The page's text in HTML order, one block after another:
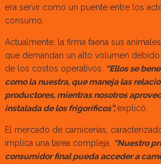
era servir como un puente entre los
consumo.
Actualmente, la firma faena sus
que demandan un alto volumen
de los costos operativos. “Ellos se
como la nuestra, que maneja las
productores, mientras nosotros
instalada de los frigoríficos”,explicó.
El mercado de carnicerías,
implica una tarea compleja. “Nuestro
consumidor final pueda acceder a